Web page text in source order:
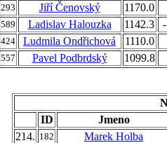
293 Jiří Čenovský
1170.0
589 Ladislav Halouzka 1142.3
424 Ludmila Ondřichová
1110.0
557 Pavel Podbrdský 1099.8
ID
Jmeno
214. 182
Marek Holba